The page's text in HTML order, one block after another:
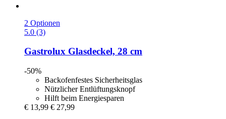
2 Optionen
5.0 (3)
Gastrolux Glasdeckel, 28 cm
-50%
Backofenfestes Sicherheitsglas
Nützlicher Entlüftungsknopf
Hilft beim Energiesparen
€ 13,99 € 27,99